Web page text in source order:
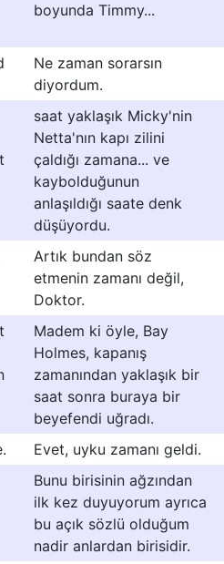
boyunda Timmy...
Ne zaman sorarsın
diyordum.
saat yaklaşık Micky'nin
Netta'nın kapı zilini
çaldığı zamana... ve
kaybolduğunun
anlaşıldığı saate denk
düşüyordu.
Artık bundan söz
etmenin zamanı değil,
Doktor.
Madem ki öyle, Bay
Holmes, kapanış
zamanından yaklaşık bir
saat sonra buraya bir
beyefendi uğradı.
Evet, uyku zamanı geldi.
Bunu birisinin ağzından
ilk kez duyuyorum ayrıca
bu açık sözlü olduğum
nadir anlardan birisidir.